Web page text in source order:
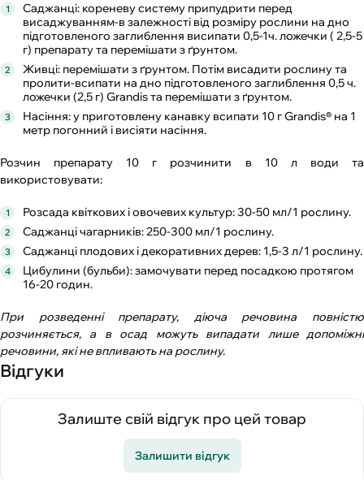
Саджанці: кореневу систему припудрити перед
висаджуванням-в залежності від розміру рослини на дно
підготовленого заглиблення висипати 0,5-1ч. ложечки ( 2,5-5
г) препарату та перемішати з ґрунтом.
Живці: перемішати з ґрунтом. Потім висадити рослину та
пролити-всипати на дно підготовленого заглиблення 0,5 ч.
ложечки (2,5 г) Grandis та перемішати з ґрунтом.
Насіння: у приготовлену канавку всипати 10 г Grandis® на 1
метр погонний і висіяти насіння.
Розчин препарату 10 г розчинити в 10 л води та
використовувати:
Розсада квіткових і овочевих культур: 30-50 мл/1 рослину.
Саджанці чагарників: 250-300 мл/1 рослину.
Саджанці плодових і декоративних дерев: 1,5-3 л/1 рослину.
Цибулини (бульби): замочувати перед посадкою протягом
16-20 годин.
При розведенні препарату, діюча речовина повністю
розчиняється, а в осад можуть випадати лише допоміжні
речовини, які не впливають на рослину.
Відгуки
Залиште свій відгук про цей товар
Залишити відгук